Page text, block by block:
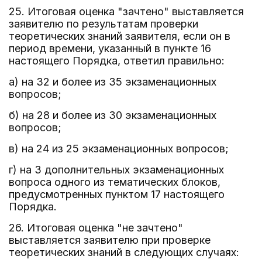
25. Итоговая оценка "зачтено" выставляется
заявителю по результатам проверки
теоретических знаний заявителя, если он в
период времени, указанный в пункте 16
настоящего Порядка, ответил правильно:
а) на 32 и более из 35 экзаменационных
вопросов;
б) на 28 и более из 30 экзаменационных
вопросов;
в) на 24 из 25 экзаменационных вопросов;
г) на 3 дополнительных экзаменационных
вопроса одного из тематических блоков,
предусмотренных пунктом 17 настоящего
Порядка.
26. Итоговая оценка "не зачтено"
выставляется заявителю при проверке
теоретических знаний в следующих случаях: